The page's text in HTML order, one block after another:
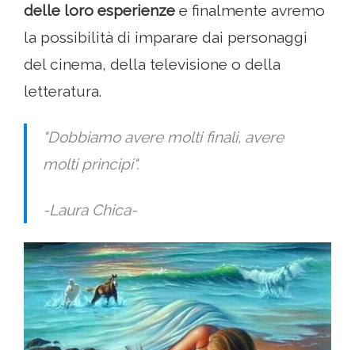
delle loro esperienze e finalmente avremo
la possibilità di imparare dai personaggi
del cinema, della televisione o della
letteratura.
"Dobbiamo avere molti finali, avere
molti principi".
-Laura Chica-